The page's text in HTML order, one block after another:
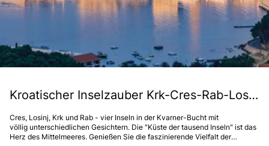
Kroatischer Inselzauber Krk-Cres-Rab-Losinj
Cres, Losinj, Krk und Rab - vier Inseln in der Kvarner-Bucht mit
völlig unterschiedlichen Gesichtern. Die "Küste der tausend Inseln" ist das
Herz des Mittelmeeres. Genießen Sie die faszinierende Vielfalt der